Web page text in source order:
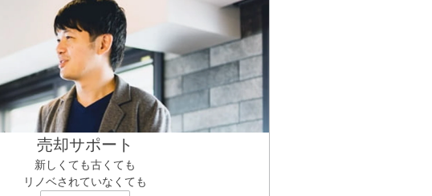
売却サポート
新しくても古くても
リノベされていなくても